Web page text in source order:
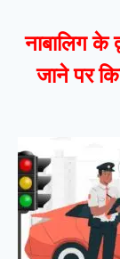
नाबालिग के
जाने पर